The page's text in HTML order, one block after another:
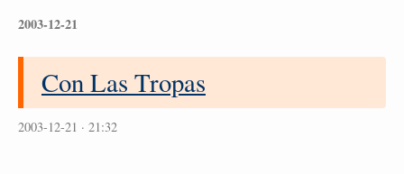
2003-12-21
Con Las Tropas
2003-12-21 · 21:32